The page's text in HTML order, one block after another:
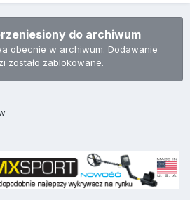
do archiwum
obecnie w archiwum. Dodawanie
zostało zablokowane.